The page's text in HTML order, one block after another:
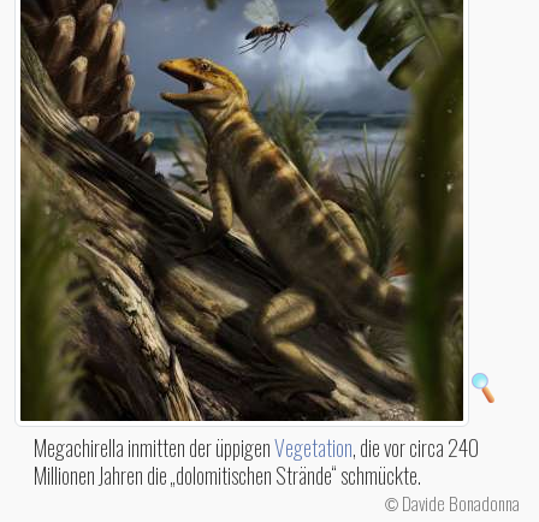
Megachirella inmitten der üppigenVegetation, die vor circa 240
Millionen Jahren die „dolomitischen Strände“ schmückte.
© Davide Bonadonna